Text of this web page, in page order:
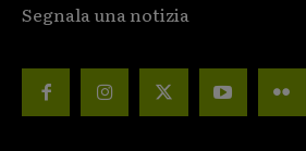
Segnala una notizia